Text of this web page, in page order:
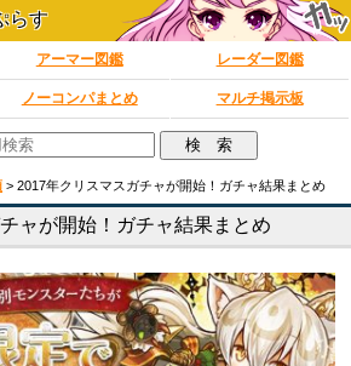
らす
アーマー図鑑 レーダー図鑑
ノーコンパまとめ マルチ掲示板
> 2017年クリスマスガチャが開始！ガチャ結果まとめ
ャが開始！ガチャ結果まとめ